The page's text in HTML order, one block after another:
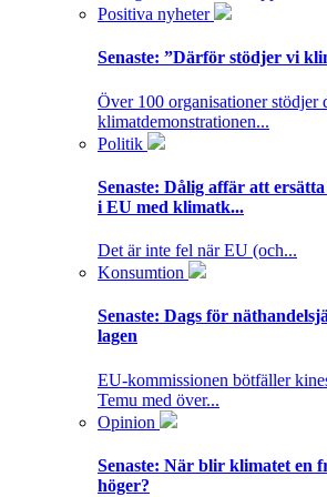
Positiva nyheter
Senaste: ”Därför stödjer vi
Över 100 organisationer stödjer
klimatdemonstrationen...
Politik
Senaste: Dålig affär att
i EU med klimatk...
Det är inte fel när EU (och...
Konsumtion
Senaste: Dags för
lagen
EU-kommissionen bötfäller
Temu med över...
Opinion
Senaste: När blir klimatet en
höger?